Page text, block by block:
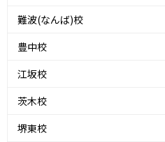
難波(なんば)校
豊中校
江坂校
茨木校
堺東校